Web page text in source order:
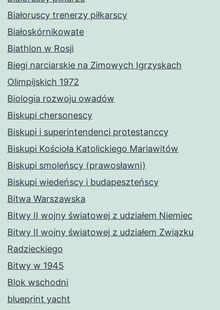
Białoruscy trenerzy piłkarscy
Białoskórnikowate
Biathlon w Rosji
Biegi narciarskie na Zimowych Igrzyskach
Olimpijskich 1972
Biologia rozwoju owadów
Biskupi chersonescy
Biskupi i superintendenci protestanccy
Biskupi Kościoła Katolickiego Mariawitów
Biskupi smoleńscy (prawosławni)
Biskupi wiedeńscy i budapeszteńscy
Bitwa Warszawska
Bitwy II wojny światowej z udziałem Niemiec
Bitwy II wojny światowej z udziałem Związku
Radzieckiego
Bitwy w 1945
Blok wschodni
blueprint yacht